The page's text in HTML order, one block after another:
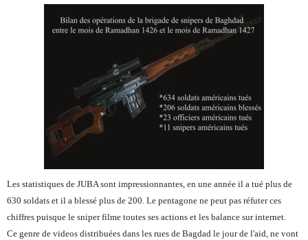
Les statistiques de JUBA sont impressionnantes, en une année il a tué plus de
630 soldats et il a blessé plus de 200. Le pentagone ne peut pas réfuter ces
chiffres puisque le sniper filme toutes ses actions et les balance sur internet.
Ce genre de videos distribuées dans les rues de Bagdad le jour de l'aid, ne vont